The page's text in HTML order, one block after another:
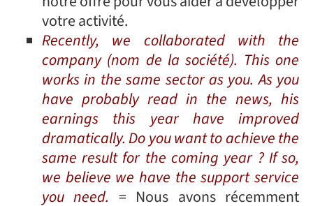
votre activité.
Recently, we collaborated with the
company (nom de la société). This one
works in the same sector as you. As you
have probably read in the news, his
earnings this year have improved
dramatically. Do you want to achieve the
same result for the coming year ? If so,
we believe we have the support service
you need. = Nous avons récemment